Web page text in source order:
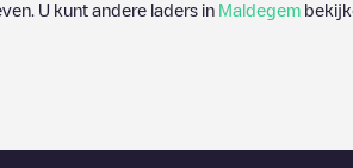
U kunt andere laders in Maldegem